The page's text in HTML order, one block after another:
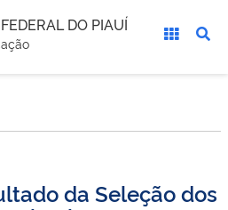
DO PIAUÍ
da Seleção dos